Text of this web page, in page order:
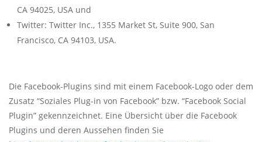
CA 94025, USA und
Twitter: Twitter Inc., 1355 Market St, Suite 900, San
Francisco, CA 94103, USA.
Die Facebook-Plugins sind mit einem Facebook-Logo oder dem
Zusatz “Soziales Plug-in von Facebook” bzw. “Facebook Social
Plugin” gekennzeichnet. Eine Übersicht über die Facebook
Plugins und deren Aussehen finden Sie